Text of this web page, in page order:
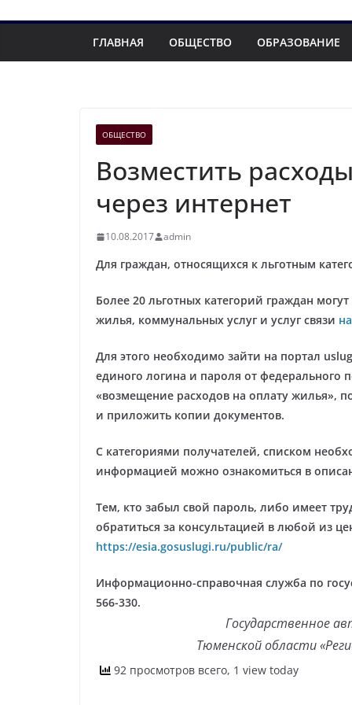
ГЛАВНАЯ ОБЩЕСТВО ОБРАЗОВАНИЕ
ОБЩЕСТВО
Возместить
через интернет
10.08.2017 admin
Для граждан, относящихся к льготным
Более 20 льготных категорий граждан
жилья, коммунальных услуг и услуг связи
Для этого необходимо зайти на портал
единого логина и пароля от федерального
«возмещение расходов на оплату жилья»,
и приложить копии документов.
С категориями получателей, списком
информацией можно ознакомиться в
Тем, кто забыл свой пароль, либо имеет
обратиться за консультацией в любой из
https://esia.gosuslugi.ru/public/ra/
Информационно-справочная служба по
566-330.
Государственное
Тюменской области
92 просмотров всего, 1 view today